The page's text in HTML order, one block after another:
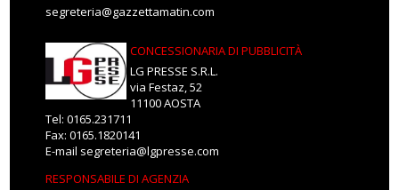
segreteria@gazzettamatin.com
CONCESSIONARIA DI PUBBLICITÀ
LG PRESSE S.R.L.
via Festaz, 52
11100 AOSTA
Tel: 0165.231711
Fax: 0165.1820141
E-mail segreteria@lgpresse.com
RESPONSABILE DI AGENZIA